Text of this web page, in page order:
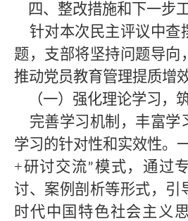
四、整改措施和下一步
针对本次民主评议中查
题，支部将坚持问题导向
推动党员教育管理提质增效
（一）强化理论学习，
完善学习机制，丰富学
学习的针对性和实效性。
+研讨交流”模式，通过
讨、案例剖析等形式，引
时代中国特色社会主义